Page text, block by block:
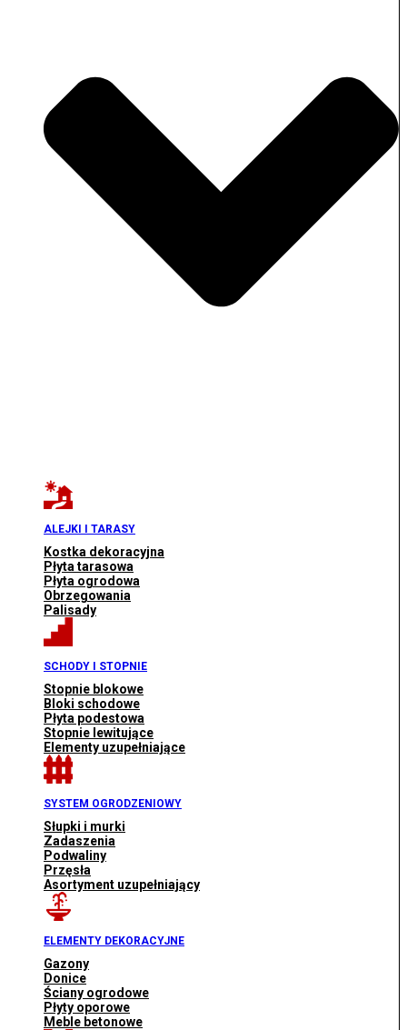
ALEJKI I TARASY
Kostka dekoracyjna
Płyta tarasowa
Płyta ogrodowa
Obrzegowania
Palisady
SCHODY I STOPNIE
Stopnie blokowe
Bloki schodowe
Płyta podestowa
Stopnie lewitujące
Elementy uzupełniające
SYSTEM OGRODZENIOWY
Słupki i murki
Zadaszenia
Podwaliny
Przęsła
Asortyment uzupełniający
ELEMENTY DEKORACYJNE
Gazony
Donice
Ściany ogrodowe
Płyty oporowe
Meble betonowe